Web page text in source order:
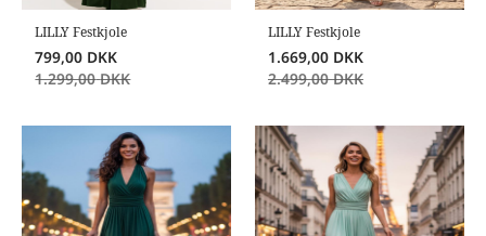
LILLY Festkjole
799,00 DKK
1.299,00 DKK
LILLY Festkjole
1.669,00 DKK
2.499,00 DKK